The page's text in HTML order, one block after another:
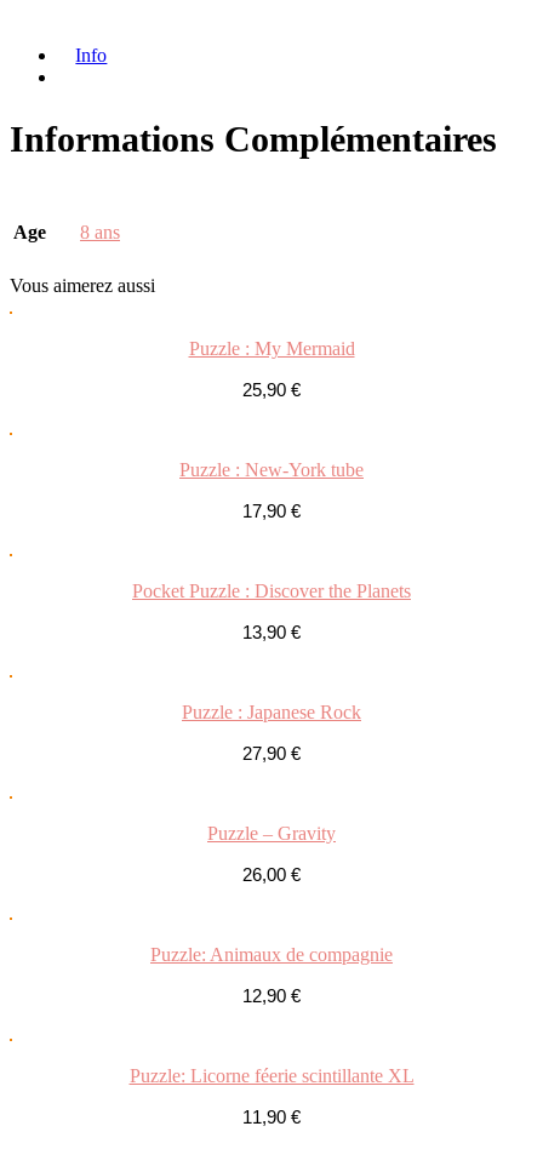
Info
Informations Complémentaires
Age 8 ans
Vous aimerez aussi
Puzzle : My Mermaid
25,90 €
Puzzle : New-York tube
17,90 €
Pocket Puzzle : Discover the Planets
13,90 €
Puzzle : Japanese Rock
27,90 €
Puzzle – Gravity
26,00 €
Puzzle: Animaux de compagnie
12,90 €
Puzzle: Licorne féerie scintillante XL
11,90 €